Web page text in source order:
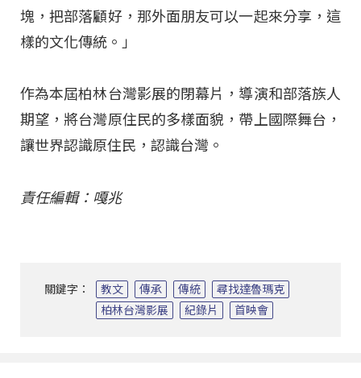
塊，把部落顧好，那外面朋友可以一起來分享，這
樣的文化傳統。」
作為本屆柏林台灣影展的閉幕片，導演和部落族人
期望，將台灣原住民的多樣面貌，帶上國際舞台，
讓世界認識原住民，認識台灣。
責任編輯：嘎兆
關鍵字： 教文 傳承 傳統
尋找達魯瑪克
柏林台灣影展
紀錄片 首映會